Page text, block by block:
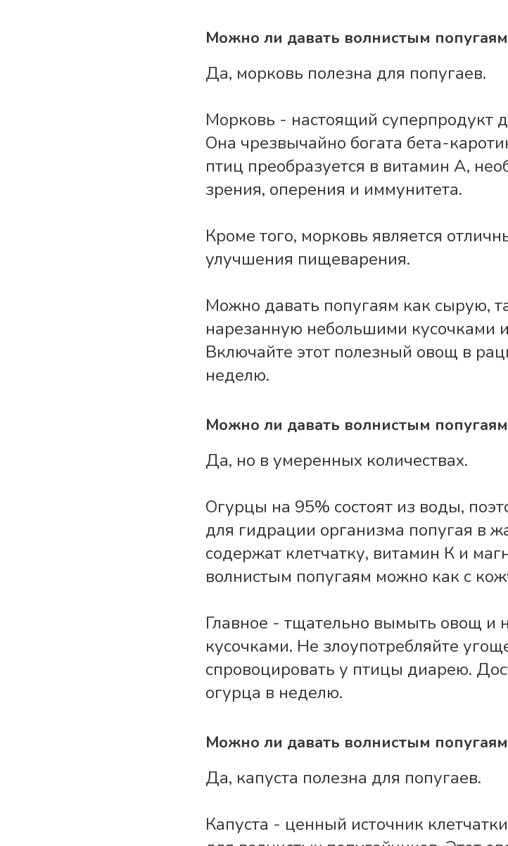
Можно ли давать волнистым
Да, морковь полезна для попугаев.
Морковь - настоящий суперпродукт
Она чрезвычайно богата бета-
птиц преобразуется в витамин А,
зрения, оперения и иммунитета.
Кроме того, морковь является
улучшения пищеварения.
Можно давать попугаям как сырую,
нарезанную небольшими кусочками
Включайте этот полезный овощ в
неделю.
Можно ли давать волнистым
Да, но в умеренных количествах.
Огурцы на 95% состоят из воды,
для гидрации организма попугая в
содержат клетчатку, витамин К и
волнистым попугаям можно как с
Главное - тщательно вымыть овощ и
кусочками. Не злоупотребляйте
спровоцировать у птицы диарею.
огурца в неделю.
Можно ли давать волнистым попугаям
Да, капуста полезна для попугаев.
Капуста - ценный источник